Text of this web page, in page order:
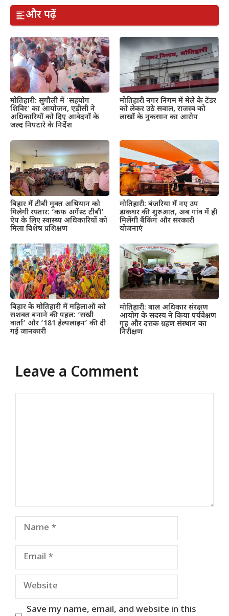
और पढ़ें
मोतिहारी: सुगौली में ‘सहयोग
शिविर’ का आयोजन, एडीसी ने
अधिकारियों को दिए आवेदनों के
जल्द निपटारे के निर्देश
मोतिहारी नगर निगम में मेले के टेंडर
को लेकर उठे सवाल, राजस्व को
लाखों के नुकसान का आरोप
बिहार में टीबी मुक्त अभियान को
मिलेगी रफ्तार: ‘कफ अगेंस्ट टीबी’
ऐप के लिए स्वास्थ्य अधिकारियों को
मिला विशेष प्रशिक्षण
मोतिहारी: बंजरिया में नए उप
डाकघर की शुरुआत, अब गांव में ही
मिलेंगी बैंकिंग और सरकारी
योजनाएं
बिहार के मोतिहारी में महिलाओं को
सशक्त बनाने की पहल: ‘सखी
वार्ता’ और ‘181 हेल्पलाइन’ की दी
गई जानकारी
मोतिहारी: बाल अधिकार संरक्षण
आयोग के सदस्य ने किया पर्यवेक्षण
गृह और दत्तक ग्रहण संस्थान का
निरीक्षण
Leave a Comment
Name
Email
Website
Save my name, email, and website in this